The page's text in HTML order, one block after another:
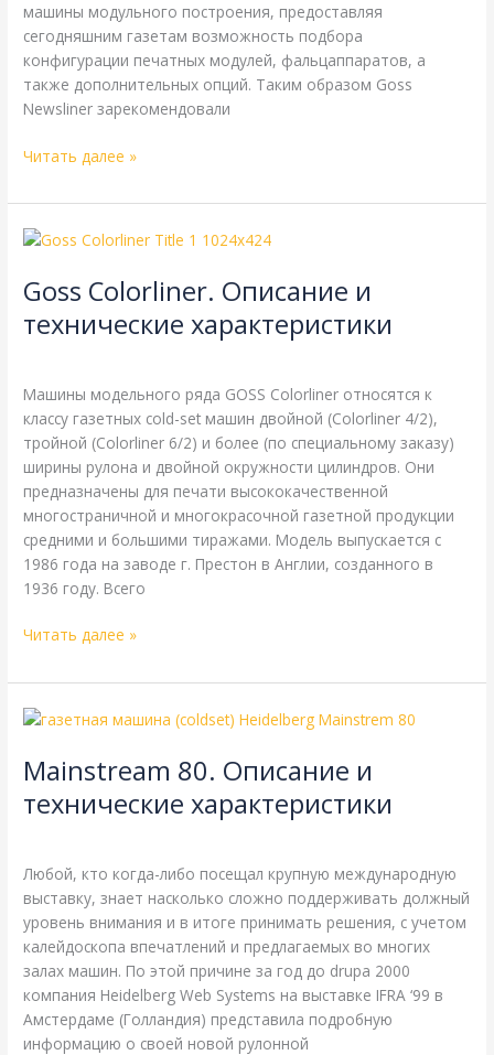
машины модульного построения, предоставляя
сегодняшним газетам возможность подбора
конфигурации печатных модулей, фальцаппаратов, а
также дополнительных опций. Таким образом Goss
Newsliner зарекомендовали
Читать далее »
Goss Colorliner. Описание и
технические характеристики
Машины модельного ряда GOSS Colorliner относятся к
классу газетных cold-set машин двойной (Colorliner 4/2),
тройной (Colorliner 6/2) и более (по специальному заказу)
ширины рулона и двойной окружности цилиндров. Они
предназначены для печати высококачественной
многостраничной и многокрасочной газетной продукции
средними и большими тиражами. Модель выпускается с
1986 года на заводе г. Престон в Англии, созданного в
1936 году. Всего
Goss
Описание
технические
Читать далее »
Mainstream 80. Описание и
технические характеристики
Любой, кто когда-либо посещал крупную международную
выставку, знает насколько сложно поддерживать должный
уровень внимания и в итоге принимать решения, с учетом
калейдоскопа впечатлений и предлагаемых во многих
залах машин. По этой причине за год до drupa 2000
компания Heidelberg Web Systems на выставке IFRA ‘99 в
Амстердаме (Голландия) представила подробную
информацию о своей новой рулонной
Mainstream
Описание
технические